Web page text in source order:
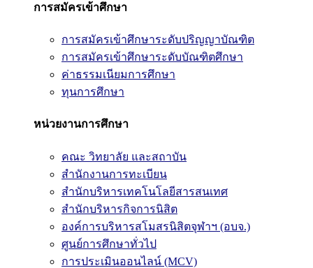
การสมัครเข้าศึกษา
การสมัครเข้าศึกษาระดับปริญญาบัณฑิต
การสมัครเข้าศึกษาระดับบัณฑิตศึกษา
ค่าธรรมเนียมการศึกษา
ทุนการศึกษา
หน่วยงานการศึกษา
คณะ วิทยาลัย และสถาบัน
สำนักงานการทะเบียน
สำนักบริหารเทคโนโลยีสารสนเทศ
สำนักบริหารกิจการนิสิต
องค์การบริหารสโมสรนิสิตจุฬาฯ (อบจ.)
ศูนย์การศึกษาทั่วไป
การประเมินออนไลน์ (MCV)